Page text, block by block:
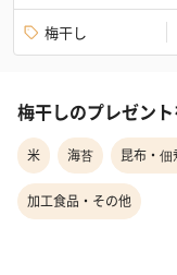
梅干し
梅干しのプレゼン
米 海苔 昆布・佃
加工食品・その他